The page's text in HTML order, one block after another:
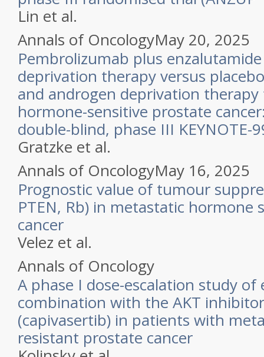
Lin et al.
Annals of OncologyMay 20, 2025
Pembrolizumab plus
deprivation therapy versus
and androgen deprivation
hormone-sensitive prostate
double-blind, phase III KEYNOTE-
Gratzke et al.
Annals of OncologyMay 16, 2025
Prognostic value of tumour
PTEN, Rb) in metastatic hormone
cancer
Velez et al.
Annals of Oncology
A phase I dose-escalation study
combination with the AKT
(capivasertib) in patients with
resistant prostate cancer